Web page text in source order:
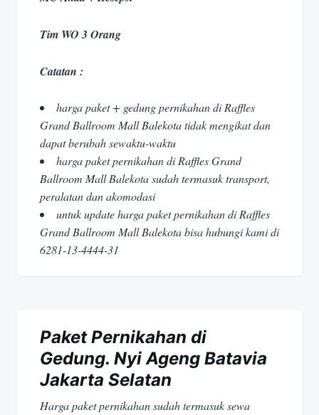
Tim WO 3 Orang
Catatan :
harga paket + gedung pernikahan di Raffles
Grand Ballroom Mall Balekota tidak mengikat dan
dapat berubah sewaktu-waktu
harga paket pernikahan di Raffles Grand
Ballroom Mall Balekota sudah termasuk transport,
peralatan dan akomodasi
untuk update harga paket pernikahan di Raffles
Grand Ballroom Mall Balekota bisa hubungi kami di
6281-13-4444-31
Paket Pernikahan di
Gedung. Nyi Ageng Batavia
Jakarta Selatan
Harga paket pernikahan sudah termasuk sewa